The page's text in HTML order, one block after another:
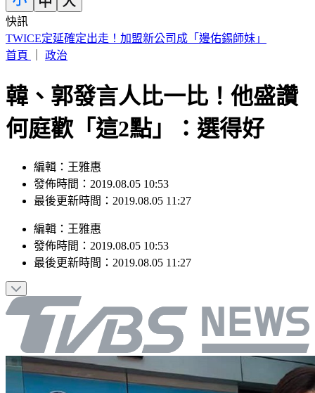
快訊
方志友離婚前暴瘦10公斤 談楊銘威這樣說
首頁
政治
韓、郭發言人比一比！他盛讚
何庭歡「這2點」：選得好
編輯：王雅惠
發佈時間：2019.08.05 10:53
最後更新時間：2019.08.05 11:27
編輯 ： 王雅惠
發佈時間： 2019.08.05 10:53
最後更新時間： 2019.08.05 11:27